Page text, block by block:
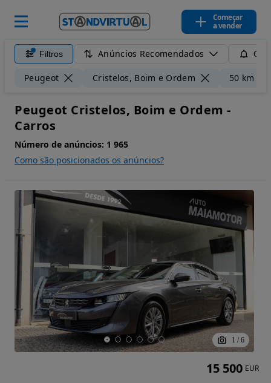
Começar
a vender
Filtros Anúncios Recomendados
Peugeot Cristelos, Boim e Ordem 50 km
Peugeot Cristelos, Boim e Ordem -
Carros
Número de anúncios: 1 965
Como são posicionados os anúncios?
1 / 6
15 500 EUR